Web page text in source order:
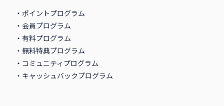
・ポイントプログラム
・会員プログラム
・有料プログラム
・無料特典プログラム
・コミュニティプログラム
・キャッシュバックプログラム